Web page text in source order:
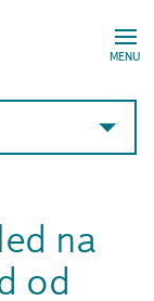
MENU
na
od